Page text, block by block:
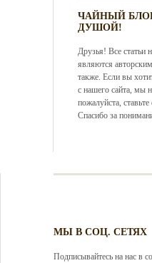
ЧАЙНЫЙ
ДУШОЙ!
Друзья! Все статьи
являются
также. Если вы
с нашего сайта, мы
пожалуйста,
Спасибо за
МЫ В СОЦ. СЕТЯХ
Подписывайтесь на нас в